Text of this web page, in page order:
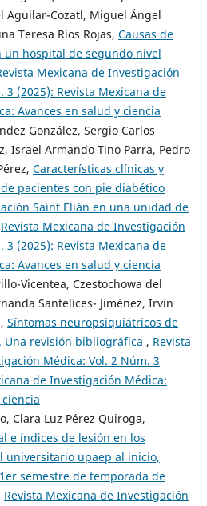
Aguilar-Cozatl, Miguel Ángel
Teresa Ríos Rojas, Causas de
hospital de segundo nivel
Mexicana de Investigación
3 (2025): Revista Mexicana de
Avances en salud y ciencia
González, Sergio Carlos
Israel Armando Tino Parra, Pedro
Características clínicas y
pacientes con pie diabético
Saint Elián en una unidad de
Revista Mexicana de Investigación
3 (2025): Revista Mexicana de
Avances en salud y ciencia
Vicentea, Czestochowa del
Santelices- Jiménez, Irvin
Síntomas neuropsiquiátricos de
revisión bibliográfica , Revista
Médica: Vol. 2 Núm. 3
de Investigación Médica:
Clara Luz Pérez Quiroga,
e índices de lesión en los
universitario upaep al inicio,
semestre de temporada de
Revista Mexicana de Investigación